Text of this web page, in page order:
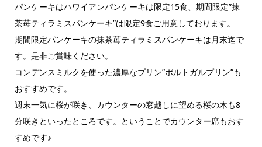
パンケーキはハワイアンパンケーキは限定15食、期間限定”抹
茶苺ティラミスパンケーキ”は限定9食ご用意しております。
期間限定パンケーキの抹茶苺ティラミスパンケーキは月末迄で
す。是非ご賞味ください。
コンデンスミルクを使った濃厚なプリン”ポルトガルプリン”も
おすすめです。
週末一気に桜が咲き、カウンターの窓越しに望める桜の木も8
分咲きといったところです。ということでカウンター席もおす
すめです♪